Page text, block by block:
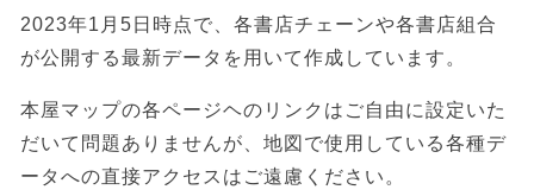
2023年1月5日時点で、各書店チェーンや各書店組合
が公開する最新データを用いて作成しています。
本屋マップの各ページヘのリンクはご自由に設定いた
だいて問題ありませんが、地図で使用している各種デ
ータへの直接アクセスはご遠慮ください。